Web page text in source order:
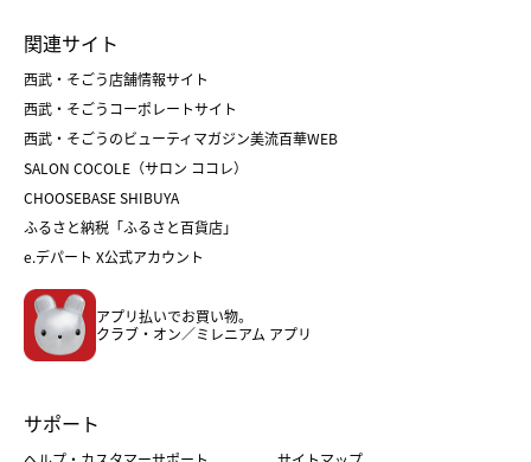
父の日
クリスマスケーキ
ホワイトデー
菓子折り
和菓子
人気のギフト
バレンタイン
ホワイトデー
おせち
フード
ホーム・キッチン＆アート
関連サイト
西武・そごう店舗情報サイト
西武・そごうコーポレートサイト
西武・そごうのビューティマガジン美流百華WEB
SALON COCOLE（サロン ココレ）
CHOOSEBASE SHIBUYA
ふるさと納税「ふるさと百貨店」
e.デパート X公式アカウント
アプリ払いでお買い物。
クラブ・オン／ミレニアム アプリ
サポート